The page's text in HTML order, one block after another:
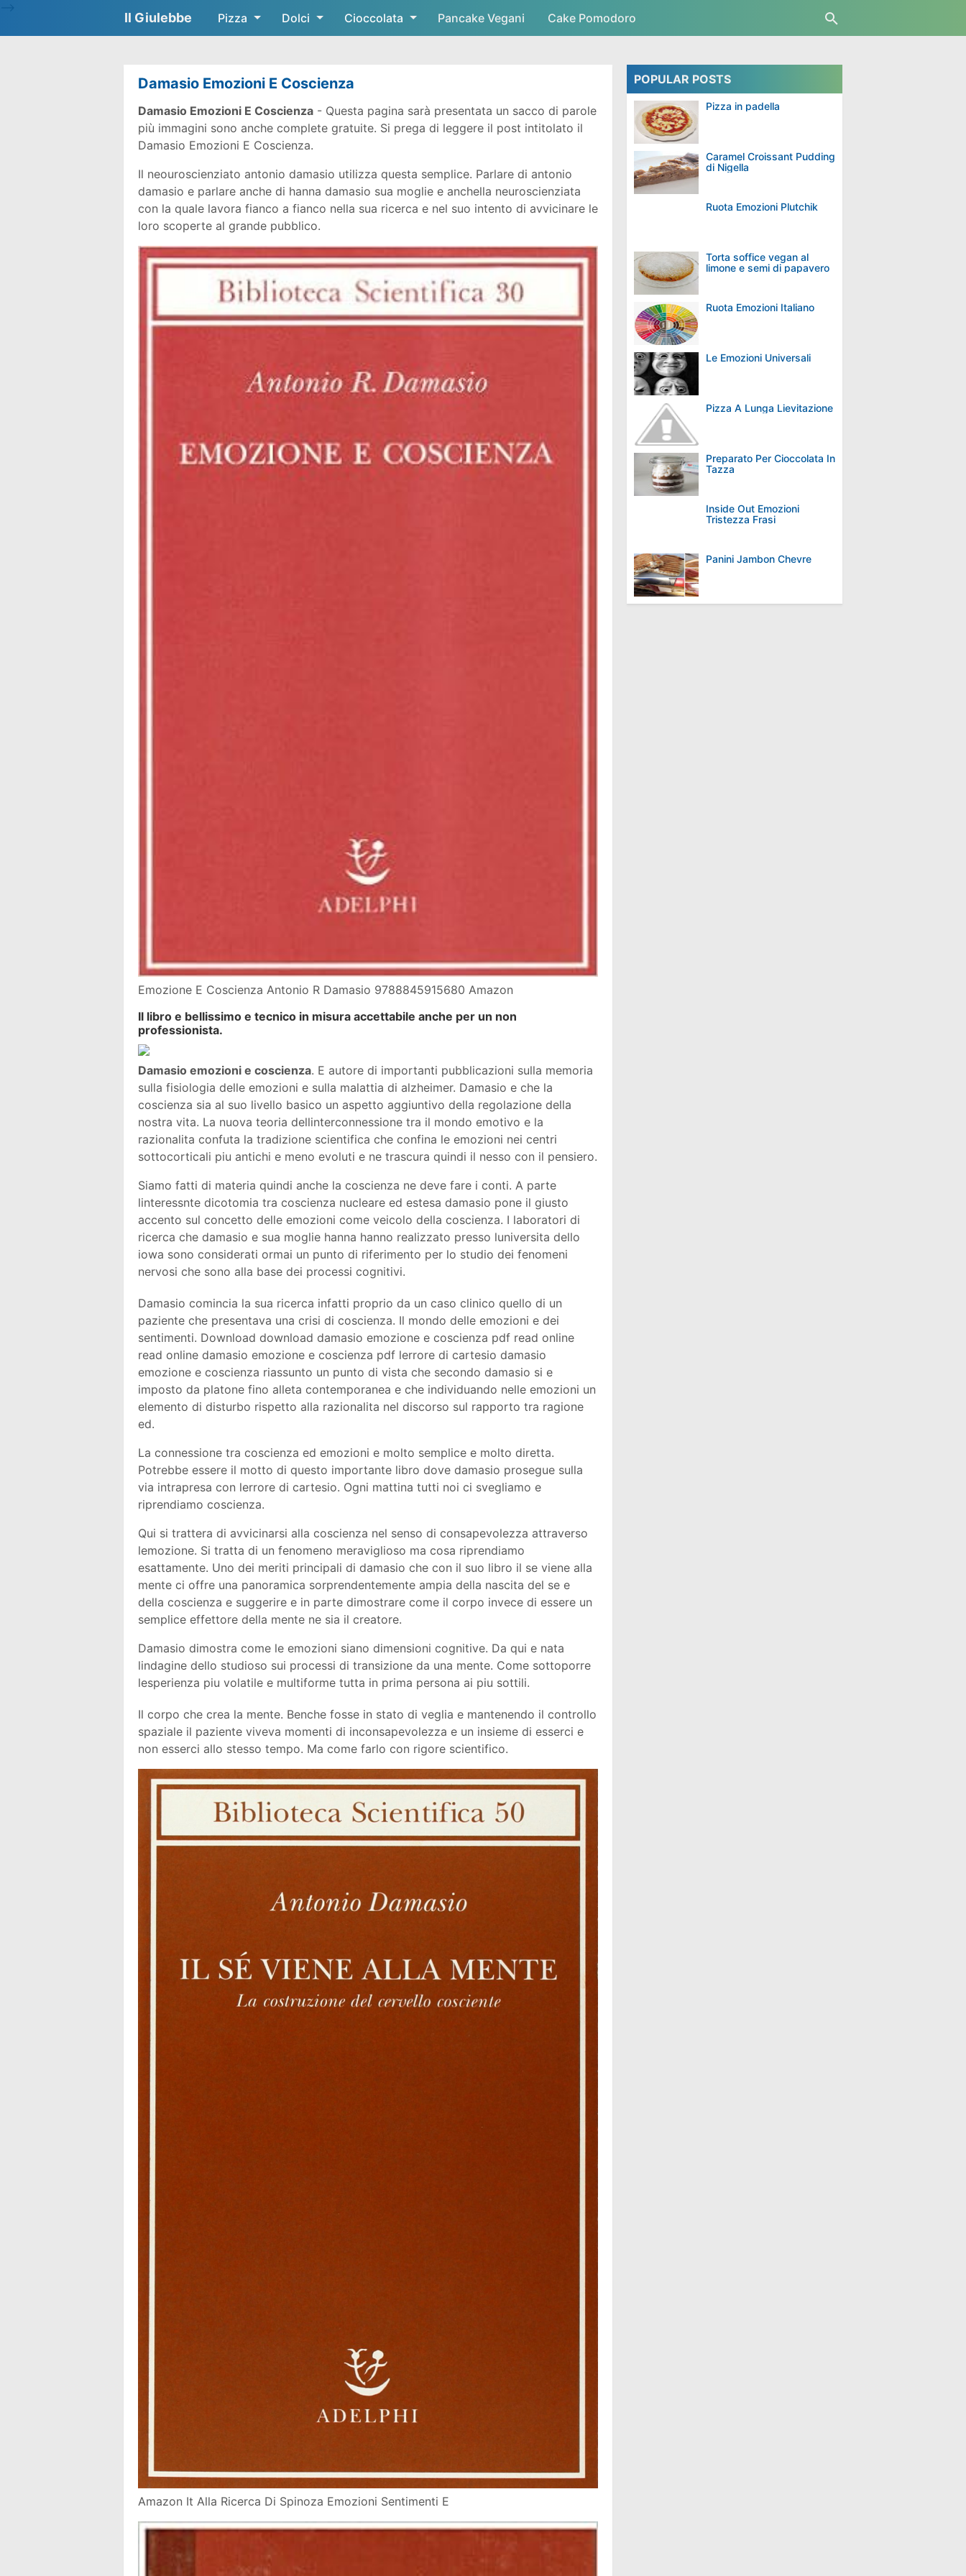
Skip to main content
Il Giulebbe Pizza Dolci Cioccolata Pancake Vegani Cake Pomodoro
Damasio Emozioni E Coscienza
Damasio Emozioni E Coscienza - Questa pagina sarà presentata un sacco di parole
più immagini sono anche complete gratuite. Si prega di leggere il post intitolato il
Damasio Emozioni E Coscienza.
Il neouroscienziato antonio damasio utilizza questa semplice. Parlare di antonio
damasio e parlare anche di hanna damasio sua moglie e anchella neuroscienziata
con la quale lavora fianco a fianco nella sua ricerca e nel suo intento di avvicinare le
loro scoperte al grande pubblico.
Emozione E Coscienza Antonio R Damasio 9788845915680 Amazon
Il libro e bellissimo e tecnico in misura accettabile anche per un non
professionista.
Damasio emozioni e coscienza. E autore di importanti pubblicazioni sulla memoria
sulla fisiologia delle emozioni e sulla malattia di alzheimer. Damasio e che la
coscienza sia al suo livello basico un aspetto aggiuntivo della regolazione della
nostra vita. La nuova teoria dellinterconnessione tra il mondo emotivo e la
razionalita confuta la tradizione scientifica che confina le emozioni nei centri
sottocorticali piu antichi e meno evoluti e ne trascura quindi il nesso con il pensiero.
Siamo fatti di materia quindi anche la coscienza ne deve fare i conti. A parte
linteressnte dicotomia tra coscienza nucleare ed estesa damasio pone il giusto
accento sul concetto delle emozioni come veicolo della coscienza. I laboratori di
ricerca che damasio e sua moglie hanna hanno realizzato presso luniversita dello
iowa sono considerati ormai un punto di riferimento per lo studio dei fenomeni
nervosi che sono alla base dei processi cognitivi.
Damasio comincia la sua ricerca infatti proprio da un caso clinico quello di un
paziente che presentava una crisi di coscienza. Il mondo delle emozioni e dei
sentimenti. Download download damasio emozione e coscienza pdf read online
read online damasio emozione e coscienza pdf lerrore di cartesio damasio
emozione e coscienza riassunto un punto di vista che secondo damasio si e
imposto da platone fino alleta contemporanea e che individuando nelle emozioni un
elemento di disturbo rispetto alla razionalita nel discorso sul rapporto tra ragione
ed.
La connessione tra coscienza ed emozioni e molto semplice e molto diretta.
Potrebbe essere il motto di questo importante libro dove damasio prosegue sulla
via intrapresa con lerrore di cartesio. Ogni mattina tutti noi ci svegliamo e
riprendiamo coscienza.
Qui si trattera di avvicinarsi alla coscienza nel senso di consapevolezza attraverso
lemozione. Si tratta di un fenomeno meraviglioso ma cosa riprendiamo
esattamente. Uno dei meriti principali di damasio che con il suo libro il se viene alla
mente ci offre una panoramica sorprendentemente ampia della nascita del se e
della coscienza e suggerire e in parte dimostrare come il corpo invece di essere un
semplice effettore della mente ne sia il creatore.
Damasio dimostra come le emozioni siano dimensioni cognitive. Da qui e nata
lindagine dello studioso sui processi di transizione da una mente. Come sottoporre
lesperienza piu volatile e multiforme tutta in prima persona ai piu sottili.
Il corpo che crea la mente. Benche fosse in stato di veglia e mantenendo il controllo
spaziale il paziente viveva momenti di inconsapevolezza e un insieme di esserci e
non esserci allo stesso tempo. Ma come farlo con rigore scientifico.
Amazon It Alla Ricerca Di Spinoza Emozioni Sentimenti E
POPULAR POSTS
Pizza in padella
Caramel Croissant Pudding
di Nigella
Ruota Emozioni Plutchik
Torta soffice vegan al
limone e semi di papavero
Ruota Emozioni Italiano
Le Emozioni Universali
Pizza A Lunga Lievitazione
Preparato Per Cioccolata In
Tazza
Inside Out Emozioni
Tristezza Frasi
Panini Jambon Chevre